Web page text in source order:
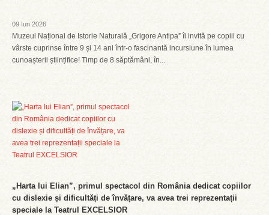
09 Iun 2026
Muzeul Național de Istorie Naturală „Grigore Antipa” îi invită pe copiii cu
vârste cuprinse între 9 și 14 ani într-o fascinantă incursiune în lumea
cunoașterii științifice! Timp de 8 săptămâni, în...
„Harta lui Elian”, primul spectacol din România dedicat copiilor
cu dislexie și dificultăți de învățare, va avea trei reprezentații
speciale la Teatrul EXCELSIOR